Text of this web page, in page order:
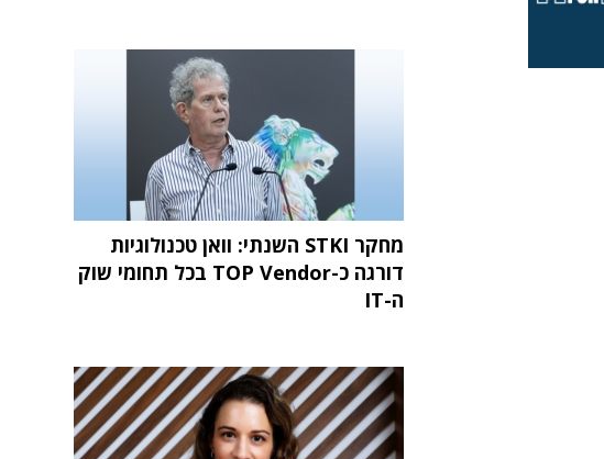
מחקר STKI השנתי: וואן טכנולוגיות
דורגה כ-TOP Vendor בכל תחומי שוק
ה-IT